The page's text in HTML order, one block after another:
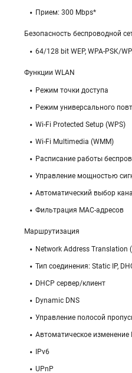
Прием: 300 Mbps*
Безопасность беспроводной
64/128 bit WEP, WPA-PSK/
Функции WLAN
Режим точки доступа
Режим универсального
Wi-Fi Protected Setup (WPS)
Wi-Fi Multimedia (WMM)
Расписание работы
Управление мощностью
Автоматический выбор
Фильтрация MAC-адресов
Маршрутизация
Network Address Translation
Тип соединения: Static IP,
DHCP сервер/клиент
Dynamic DNS
Управление полосой
Автоматическое изменение
IPv6
UPnP